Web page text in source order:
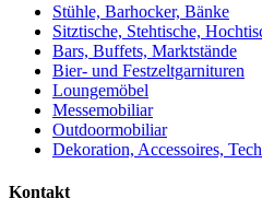
Stühle, Barhocker, Bänke
Sitztische, Stehtische,
Bars, Buffets, Marktstände
Bier- und Festzeltgarnituren
Loungemöbel
Messemobiliar
Outdoormobiliar
Dekoration, Accessoires,
Kontakt